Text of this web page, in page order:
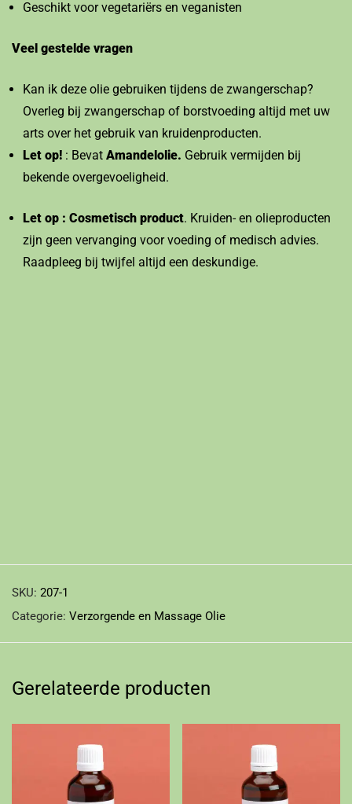
Geschikt voor vegetariërs en veganisten
Veel gestelde vragen
Kan ik deze olie gebruiken tijdens de zwangerschap?
Overleg bij zwangerschap of borstvoeding altijd met uw
arts over het gebruik van kruidenproducten.
Let op! : Bevat Amandelolie. Gebruik vermijden bij
bekende overgevoeligheid.
Let op : Cosmetisch product. Kruiden- en olieproducten
zijn geen vervanging voor voeding of medisch advies.
Raadpleeg bij twijfel altijd een deskundige.
SKU: 207-1
Categorie: Verzorgende en Massage Olie
Gerelateerde producten